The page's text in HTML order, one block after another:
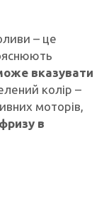
– це
вказувати
колір –
моторів,
в